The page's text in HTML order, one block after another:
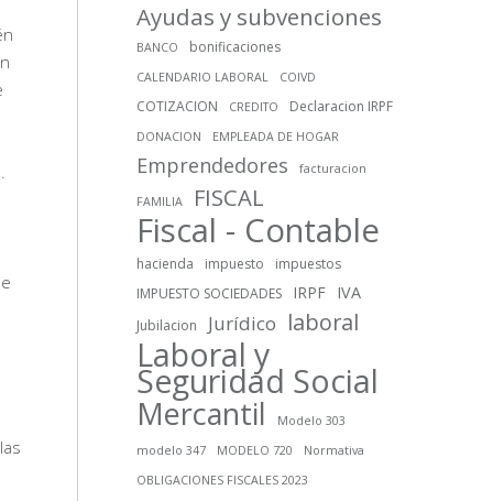
Ayudas y subvenciones
BANCO bonificaciones
CALENDARIO LABORAL COIVD
COTIZACION CREDITO Declaracion IRPF
DONACION EMPLEADA DE HOGAR
Emprendedores facturacion
FAMILIA FISCAL
Fiscal - Contable
hacienda impuesto
impuestos
IMPUESTO SOCIEDADES
IRPF IVA
Jubilacion Jurídico laboral
Laboral y
Seguridad Social
Mercantil
Modelo 303
modelo 347
MODELO 720
Normativa
OBLIGACIONES FISCALES 2023